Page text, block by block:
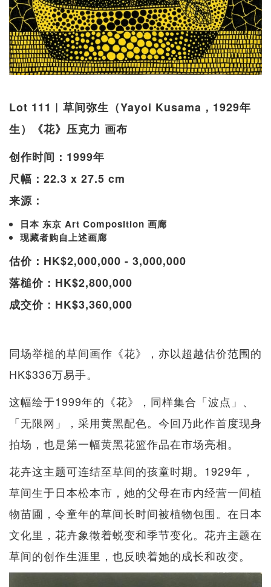
Lot 111︱草间弥生（Yayoi Kusama，1929年
生）《花》压克力 画布
创作时间：1999年
尺幅：22.3 x 27.5 cm
来源：
日本 东京 Art Composition 画廊
现藏者购自上述画廊
估价：HK$2,000,000 - 3,000,000
落槌价：HK$2,800,000
成交价：HK$3,360,000
同场举槌的草间画作《花》，亦以超越估价范围的
HK$336万易手。
这幅绘于1999年的《花》，同样集合「波点」、
「无限网」，采用黄黑配色。今回乃此作首度现身
拍场，也是第一幅黄黑花篮作品在市场亮相。
花卉这主题可连结至草间的孩童时期。1929年，
草间生于日本松本市，她的父母在市内经营一间植
物苗圃，令童年的草间长时间被植物包围。在日本
文化里，花卉象徵着蜕变和季节变化。花卉主题在
草间的创作生涯里，也反映着她的成长和改变。